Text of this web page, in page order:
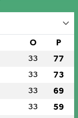
O P
33 77
33 73
33 69
33 59